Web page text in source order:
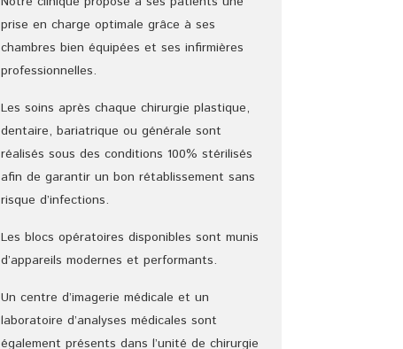
prise en charge optimale grâce à ses
chambres bien équipées et ses infirmières
professionnelles.
Les soins après chaque chirurgie plastique,
dentaire, bariatrique ou générale sont
réalisés sous des conditions 100% stérilisés
afin de garantir un bon rétablissement sans
risque d’infections.
Les blocs opératoires disponibles sont munis
d’appareils modernes et performants.
Un centre d’imagerie médicale et un
laboratoire d’analyses médicales sont
également présents dans l’unité de chirurgie